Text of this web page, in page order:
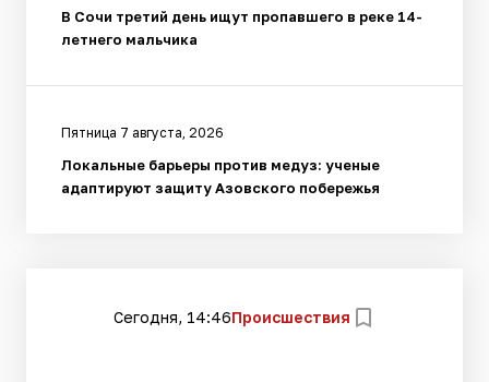
В Сочи третий день ищут пропавшего в реке 14-
летнего мальчика
Пятница 7 августа, 2026
Локальные барьеры против медуз: ученые
адаптируют защиту Азовского побережья
Сегодня, 14:46Происшествия